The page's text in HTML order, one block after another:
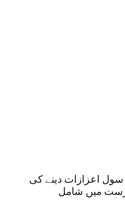
سول اعزازات دینے کی